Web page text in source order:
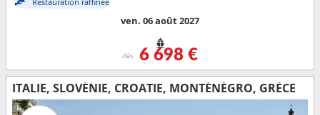
ven. 06 août 2027
dès 6 698 €
ITALIE, SLOVÉNIE, CROATIE, MONTÉNÉGRO, GRÈCE